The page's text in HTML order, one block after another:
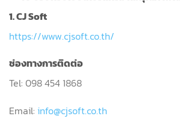
1. CJ Soft
https://www.cjsoft.co.th/
ช่องทางการติดต่อ
Tel: 098 454 1868
Email: info@cjsoft.co.th